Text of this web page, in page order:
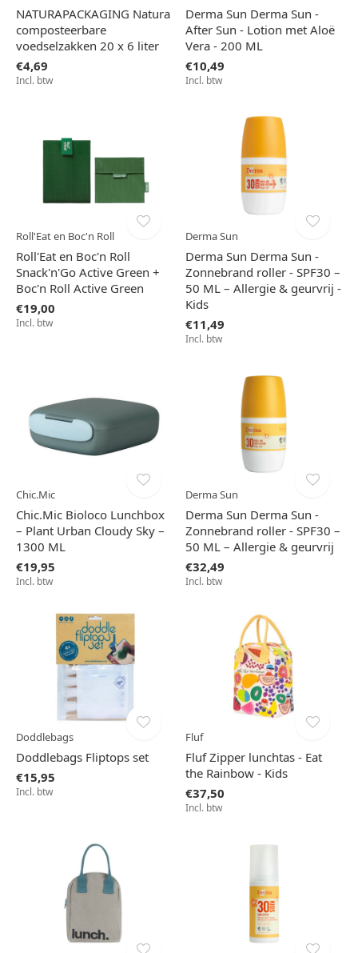
NATURAPACKAGING Natura
composteerbare
voedselzakken 20 x 6 liter
€4,69
Incl. btw
Derma Sun Derma Sun -
After Sun - Lotion met Aloë
Vera - 200 ML
€10,49
Incl. btw
Roll'Eat en Boc'n Roll
Roll'Eat en Boc'n Roll
Snack'n'Go Active Green +
Boc'n Roll Active Green
€19,00
Incl. btw
Derma Sun
Derma Sun Derma Sun -
Zonnebrand roller - SPF30 –
50 ML – Allergie & geurvrij -
Kids
€11,49
Incl. btw
Chic.Mic
Chic.Mic Bioloco Lunchbox
– Plant Urban Cloudy Sky –
1300 ML
€19,95
Incl. btw
Derma Sun
Derma Sun Derma Sun -
Zonnebrand roller - SPF30 –
50 ML – Allergie & geurvrij
€32,49
Incl. btw
Doddlebags
Doddlebags Fliptops set
€15,95
Incl. btw
Fluf
Fluf Zipper lunchtas - Eat
the Rainbow - Kids
€37,50
Incl. btw